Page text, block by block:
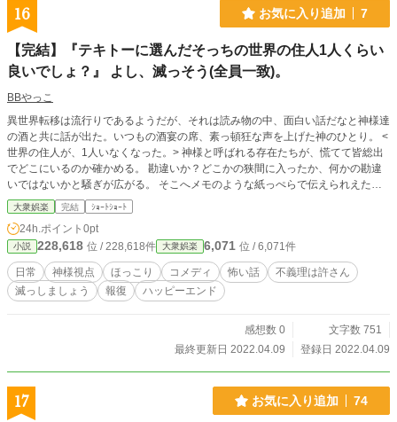
16 お気に入り追加 7
【完結】『テキトーに選んだそっちの世界の住人1人くらい
良いでしょ？』 よし、滅っそう(全員一致)。
BBやっこ
異世界転移は流行りであるようだが、それは読み物の中、面白い話だなと神様達
の酒と共に話が出た。いつもの酒宴の席、素っ頓狂な声を上げた神のひとり。 <
世界の住人が、1人いなくなった。> 神様と呼ばれる存在たちが、慌てて皆総出
でどこにいるのか確かめる。 勘違いか？どこかの狭間に入ったか、何かの勘違
いではないかと騒ぎが広がる。 そこへメモのような紙っぺらで伝えられえたの
が…。
大衆娯楽 完結 ｼｮｰﾄｼｮｰﾄ
24h.ポイント 0pt
小説 228,618 位 / 228,618件 大衆娯楽 6,071 位 / 6,071件
日常 神様視点 ほっこり コメディ 怖い話
不義理は許さん
滅っしましょう
報復 ハッピーエンド
感想数 0
文字数 751
最終更新日 2022.04.09
登録日 2022.04.09
17 お気に入り追加 74